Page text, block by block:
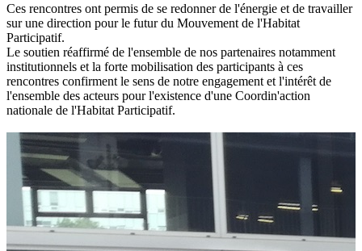
Ces rencontres ont permis de se redonner de l'énergie et de travailler
sur une direction pour le futur du Mouvement de l'Habitat
Participatif.
Le soutien réaffirmé de l'ensemble de nos partenaires notamment
institutionnels et la forte mobilisation des participants à ces
rencontres confirment le sens de notre engagement et l'intérêt de
l'ensemble des acteurs pour l'existence d'une Coordin'action
nationale de l'Habitat Participatif.